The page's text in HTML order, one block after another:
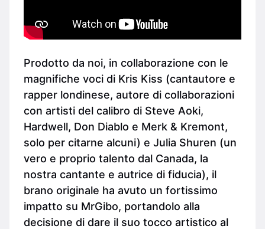
Prodotto da noi, in collaborazione con le
magnifiche voci di Kris Kiss (cantautore e
rapper londinese, autore di collaborazioni
con artisti del calibro di Steve Aoki,
Hardwell, Don Diablo e Merk & Kremont,
solo per citarne alcuni) e Julia Shuren (un
vero e proprio talento dal Canada, la
nostra cantante e autrice di fiducia), il
brano originale ha avuto un fortissimo
impatto su MrGibo, portandolo alla
decisione di dare il suo tocco artistico al